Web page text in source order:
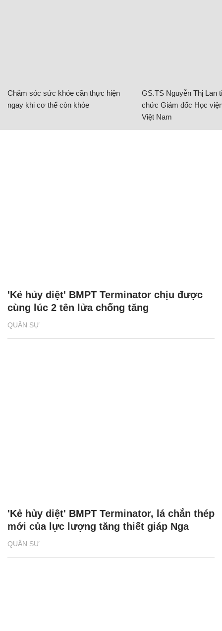
Chăm sóc sức khỏe cần thực hiện
ngay khi cơ thể còn khỏe
GS.TS Nguyễn Thị Lan
chức Giám đốc Học
Việt Nam
QUÂN SỰ
'Kẻ hủy diệt' BMPT Terminator chịu được
cùng lúc 2 tên lửa chống tăng
QUÂN SỰ
'Kẻ hủy diệt' BMPT Terminator, lá chắn thép
mới của lực lượng tăng thiết giáp Nga